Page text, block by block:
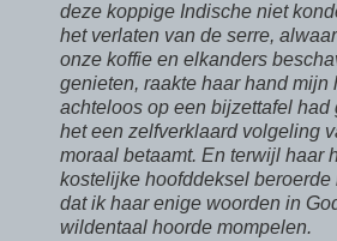
deze koppige Indische niet
het verlaten van de serre,
onze koffie en elkanders
genieten, raakte haar hand mijn
achteloos op een bijzettafel had
het een zelfverklaard volgeling
moraal betaamt. En terwijl haar
kostelijke hoofddeksel beroerde
dat ik haar enige woorden in
wildentaal hoorde mompelen.